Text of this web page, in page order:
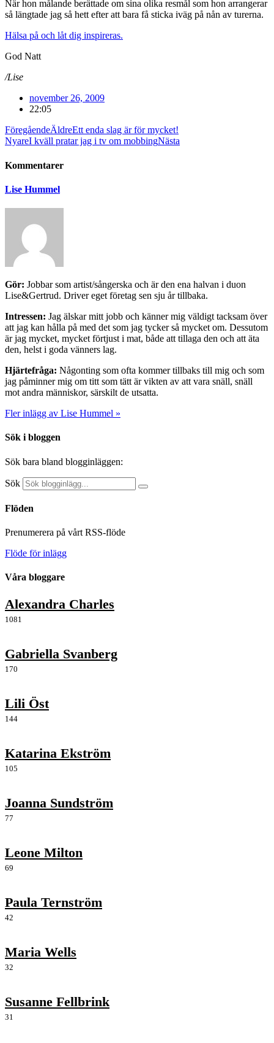
När hon målande berättade om sina olika resmål som hon arrangerar
så längtade jag så hett efter att bara få sticka iväg på nån av turerna.
Hälsa på och låt dig inspireras.
God Natt
/Lise
november 26, 2009
22:05
FöregåendeÄldreEtt enda slag är för mycket!
NyareI kväll pratar jag i tv om mobbingNästa
Kommentarer
Lise Hummel
Gör: Jobbar som artist/sångerska och är den ena halvan i duon
Lise&Gertrud. Driver eget företag sen sju år tillbaka.
Intressen: Jag älskar mitt jobb och känner mig väldigt tacksam över
att jag kan hålla på med det som jag tycker så mycket om. Dessutom
är jag mycket, mycket förtjust i mat, både att tillaga den och att äta
den, helst i goda vänners lag.
Hjärtefråga: Någonting som ofta kommer tillbaks till mig och som
jag påminner mig om titt som tätt är vikten av att vara snäll, snäll
mot andra människor, särskilt de utsatta.
Fler inlägg av Lise Hummel »
Sök i bloggen
Sök bara bland blogginläggen:
Sök
Flöden
Prenumerera på vårt RSS-flöde
Flöde för inlägg
Våra bloggare
Alexandra Charles
1081
Gabriella Svanberg
170
Lili Öst
144
Katarina Ekström
105
Joanna Sundström
77
Leone Milton
69
Paula Ternström
42
Maria Wells
32
Susanne Fellbrink
31